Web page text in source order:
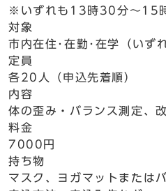
※いずれも13時30分～15
対象
市内在住･在勤･在学（いず
定員
各20人（申込先着順）
内容
体の歪み・バランス測定、
料金
7000円
持ち物
マスク、ヨガマットまたは